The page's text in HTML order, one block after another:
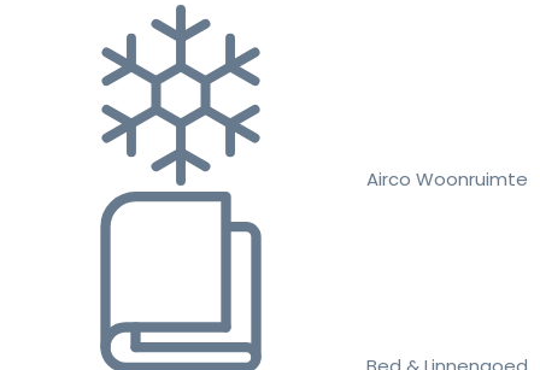
Airco Woonruimte